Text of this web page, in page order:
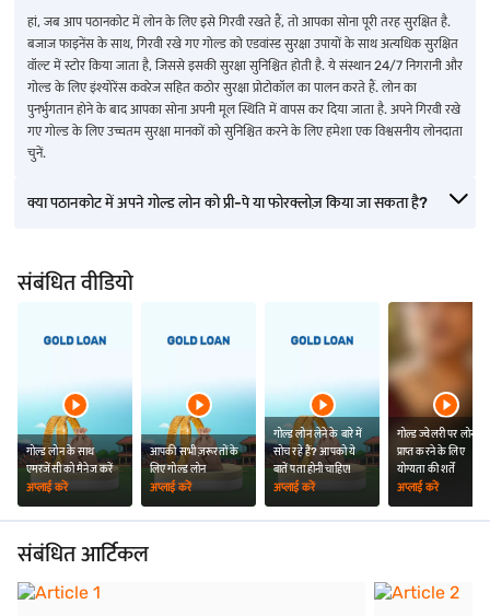
हां, जब आप पठानकोट में लोन के लिए इसे गिरवी रखते हैं, तो आपका सोना पूरी तरह सुरक्षित है.
बजाज फाइनेंस के साथ, गिरवी रखे गए गोल्ड को एडवांस्ड सुरक्षा उपायों के साथ अत्यधिक सुरक्षित
वॉल्ट में स्टोर किया जाता है, जिससे इसकी सुरक्षा सुनिश्चित होती है. ये संस्थान 24/7 निगरानी और
गोल्ड के लिए इंश्योरेंस कवरेज सहित कठोर सुरक्षा प्रोटोकॉल का पालन करते हैं. लोन का
पुनर्भुगतान होने के बाद आपका सोना अपनी मूल स्थिति में वापस कर दिया जाता है. अपने गिरवी रखे
गए गोल्ड के लिए उच्चतम सुरक्षा मानकों को सुनिश्चित करने के लिए हमेशा एक विश्वसनीय लोनदाता
चुनें.
क्या पठानकोट में अपने गोल्ड लोन को प्री-पे या फोरक्लोज़ किया जा सकता है?
संबंधित वीडियो
गोल्ड लोन के साथ
एमरजेंसी को मैनेज करें
अप्लाई करें
आपकी सभी ज़रूरतों के
लिए गोल्ड लोन
अप्लाई करें
गोल्ड लोन लेने के बारे में
सोच रहे हैं? आपको ये
बातें पता होनी चाहिए!
अप्लाई करें
गोल्ड ज्वेलरी पर लोन
प्राप्त करने के लिए
योग्यता की शर्तें
अप्लाई करें
संबंधित आर्टिकल